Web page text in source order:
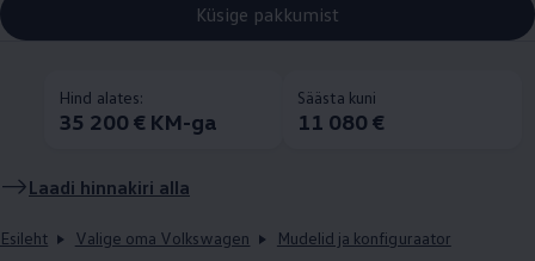
Küsige pakkumist
Hind alates:
35 200 € KM-ga
Säästa kuni
11 080 €
Laadi hinnakiri alla
Esileht Valige oma Volkswagen Mudelid ja konfiguraator